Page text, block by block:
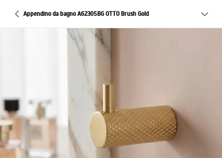
Appendino da bagno A62305BG OTTO Brush Gold